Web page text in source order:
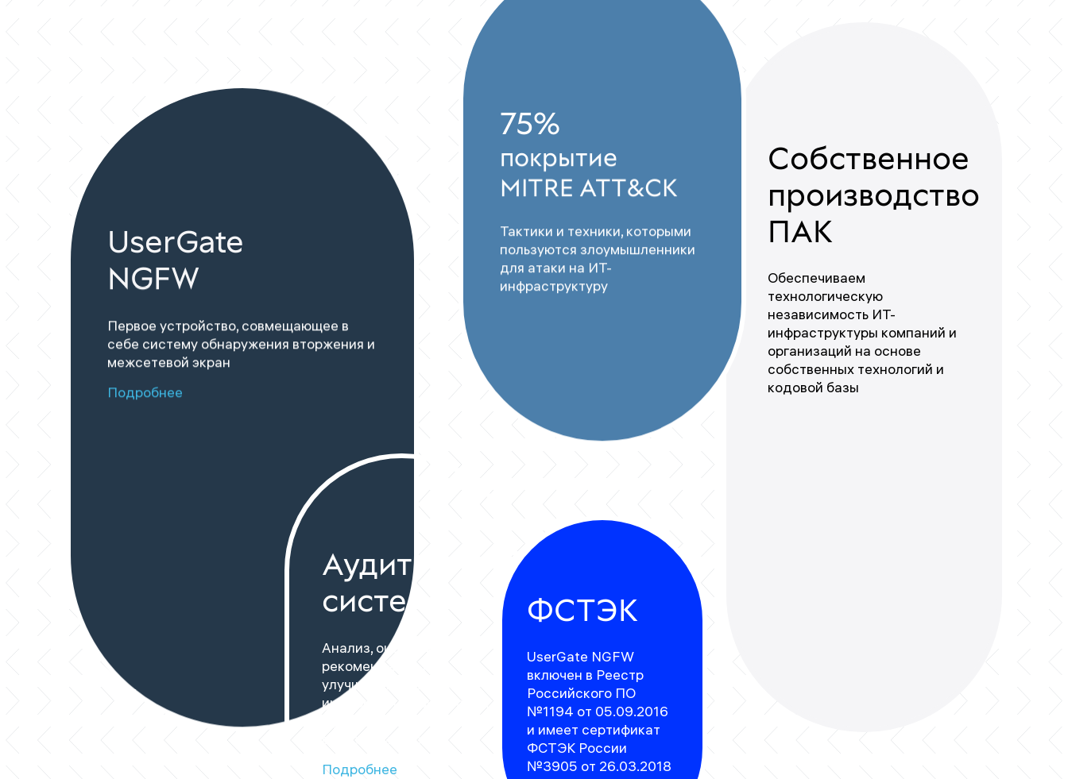
UserGate
NGFW
Первое устройство, совмещающее в
себе систему обнаружения вторжения и
межсетевой экран
Подробнее
Аудит
систем ИБ
Анализ, оценка и
рекомендации по
улучшению защиты
информационных систем
Подробнее
Собственное
производство
ПАК
Обеспечиваем
технологическую
независимость ИТ-
инфраструктуры компаний и
организаций на основе
собственных технологий и
кодовой базы
ФСТЭК
UserGate NGFW
включен в Реестр
Российского ПО
№1194 от 05.09.2016
и имеет сертификат
ФСТЭК России
№3905 от 26.03.2018
75%
покрытие
MITRE ATT&CK
Тактики и техники, которыми
пользуются злоумышленники
для атаки на ИТ-
инфраструктуру